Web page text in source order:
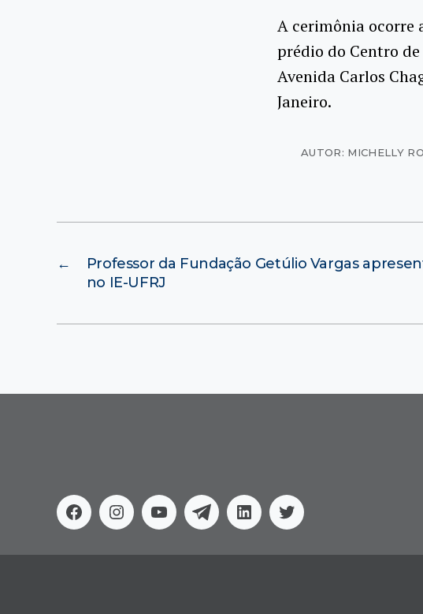
A cerimônia ocorre
prédio do Centro de
Avenida Carlos
Janeiro.
AUTOR: MICHELLY
←
Professor da Fundação Getúlio Vargas
no IE-UFRJ
FacebookInstagram
YoutubeTelegramLinkedinTwitter